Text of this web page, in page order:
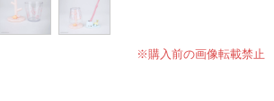
※購入前の画像転載禁止